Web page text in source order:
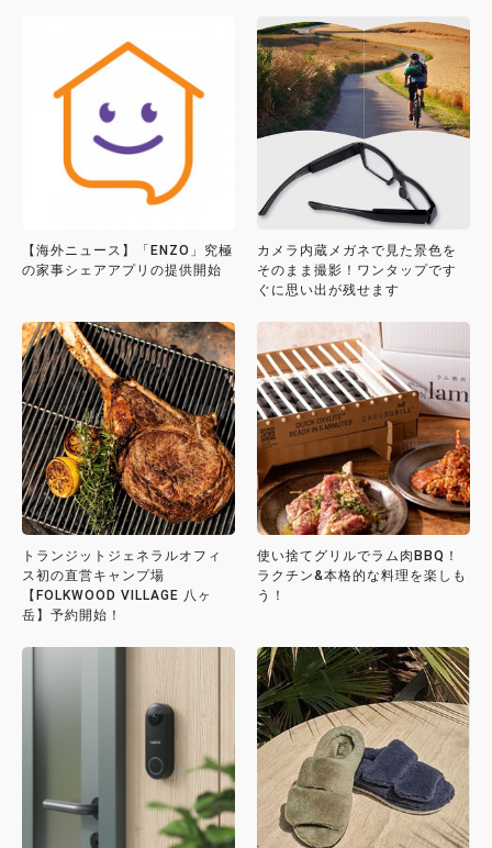
【海外ニュース】「ENZO」究極
の家事シェアアプリの提供開始
カメラ内蔵メガネで見た景色を
そのまま撮影！ワンタップです
ぐに思い出が残せます
トランジットジェネラルオフィ
ス初の直営キャンプ場
【FOLKWOOD VILLAGE 八ヶ
岳】予約開始！
使い捨てグリルでラム肉BBQ！
ラクチン&本格的な料理を楽しも
う！